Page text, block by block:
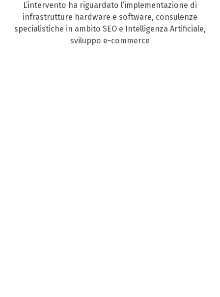
L’intervento ha riguardato l’implementazione di
infrastrutture hardware e software, consulenze
specialistiche in ambito SEO e Intelligenza Artificiale,
sviluppo e-commerce